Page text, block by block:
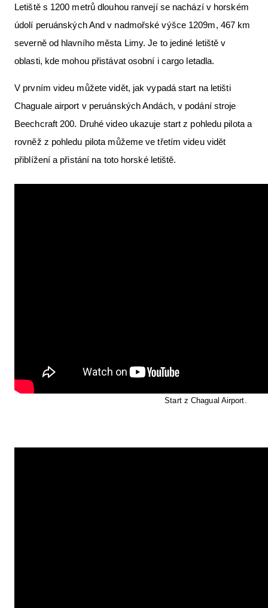
Letiště s 1200 metrů dlouhou ranvejí se nachází v horském
údolí peruánských And v nadmořské výšce 1209m, 467 km
severně od hlavního města Limy. Je to jediné letiště v
oblasti, kde mohou přistávat osobní i cargo letadla.
V prvním videu můžete vidět, jak vypadá start na letišti
Chaguale airport v peruánských Andách, v podání stroje
Beechcraft 200. Druhé video ukazuje start z pohledu pilota a
rovněž z pohledu pilota můžeme ve třetím videu vidět
přiblížení a přistání na toto horské letiště.
Start z Chagual Airport.